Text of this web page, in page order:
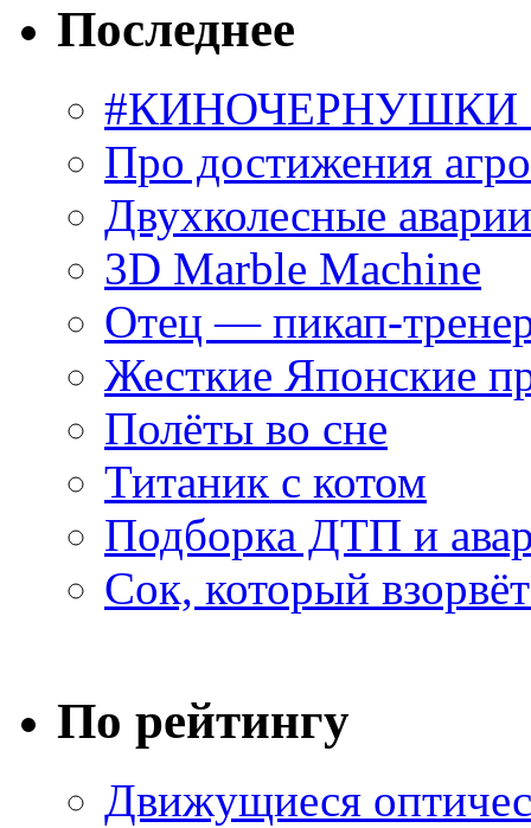
Последнее
#КИНОЧЕРНУШКИ
Про достижения
Двухколесные
3D Marble Machine
Отец — пикап-
Жесткие Японские
Полёты во сне
Титаник с котом
Подборка ДТП и
Сок, который
По рейтингу
Движущиеся